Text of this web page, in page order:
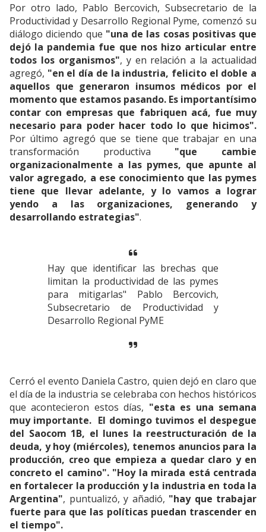
Por otro lado, Pablo Bercovich, Subsecretario de la
Productividad y Desarrollo Regional Pyme, comenzó su
diálogo diciendo que "una de las cosas positivas que
dejó la pandemia fue que nos hizo articular entre
todos los organismos", y en relación a la actualidad
agregó, "en el día de la industria, felicito el doble a
aquellos que generaron insumos médicos por el
momento que estamos pasando. Es importantísimo
contar con empresas que fabriquen acá, fue muy
necesario para poder hacer todo lo que hicimos".
Por último agregó que se tiene que trabajar en una
transformación productiva "que cambie
organizacionalmente a las pymes, que apunte al
valor agregado, a ese conocimiento que las pymes
tiene que llevar adelante, y lo vamos a lograr
yendo a las organizaciones, generando y
desarrollando estrategias".
Hay que identificar las brechas que
limitan la productividad de las pymes
para mitigarlas" Pablo Bercovich,
Subsecretario de Productividad y
Desarrollo Regional PyME
Cerró el evento Daniela Castro, quien dejó en claro que
el día de la industria se celebraba con hechos históricos
que acontecieron estos días, "esta es una semana
muy importante. El domingo tuvimos el despegue
del Saocom 1B, el lunes la reestructuración de la
deuda, y hoy (miércoles), tenemos anuncios para la
producción, creo que empieza a quedar claro y en
concreto el camino". "Hoy la mirada está centrada
en fortalecer la producción y la industria en toda la
Argentina", puntualizó, y añadió, "hay que trabajar
fuerte para que las políticas puedan trascender en
el tiempo".